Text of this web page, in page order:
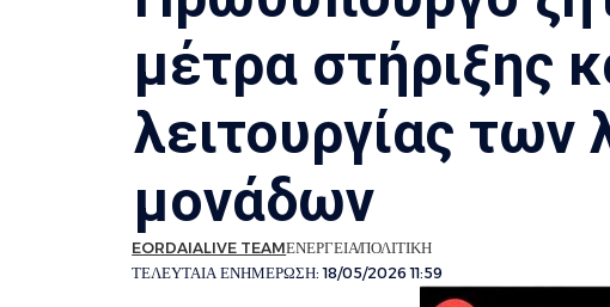
μέτρα στήριξης
λειτουργίας των
μονάδων
ΤΕΛΕΥΤΑΙΑ ΕΝΗΜΕΡΩΣΗ: 18/05/2026 11:59
EORDAIALIVE TEAMΕΝΕΡΓΕΙΑΠΟΛΙΤΙΚΗ